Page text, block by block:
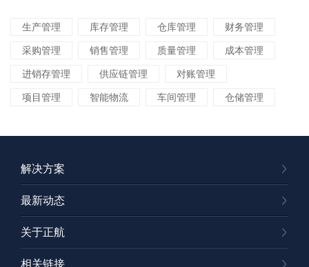
生产管理 库存管理 仓库管理 财务管理
采购管理 销售管理 质量管理 成本管理
进销存管理 供应链管理 对账管理
项目管理 智能物流 车间管理 仓储管理
解决方案
最新动态
关于正航
相关链接